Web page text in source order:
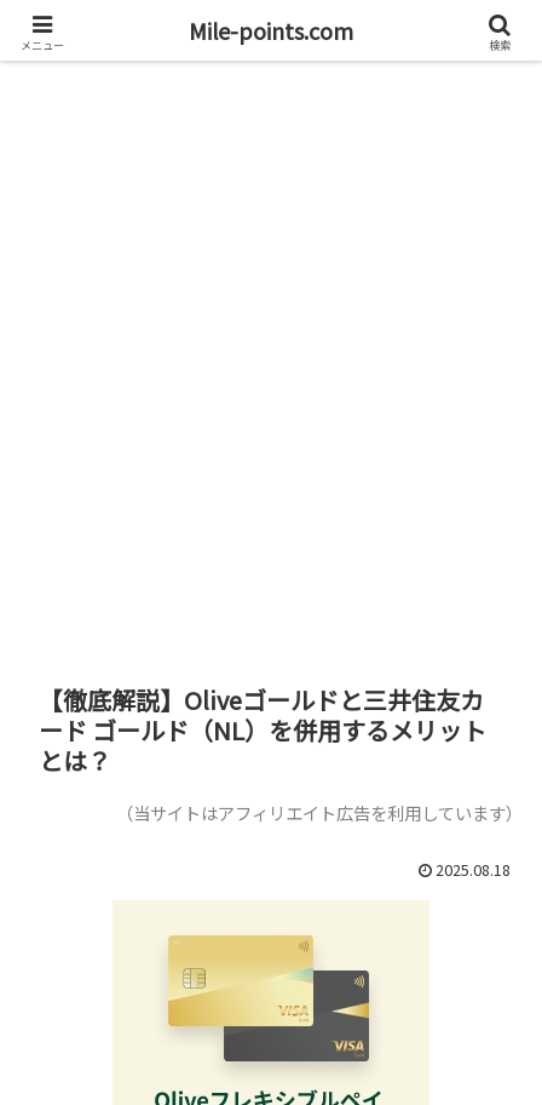
資産1億円を目指すブログと旅
【徹底解説】Oliveゴールドと三井住友カ
ード ゴールド（NL）を併用するメリット
とは？
（当サイトはアフィリエイト広告を利用しています）
2025.08.18
メニュー Mile-points.com 検索